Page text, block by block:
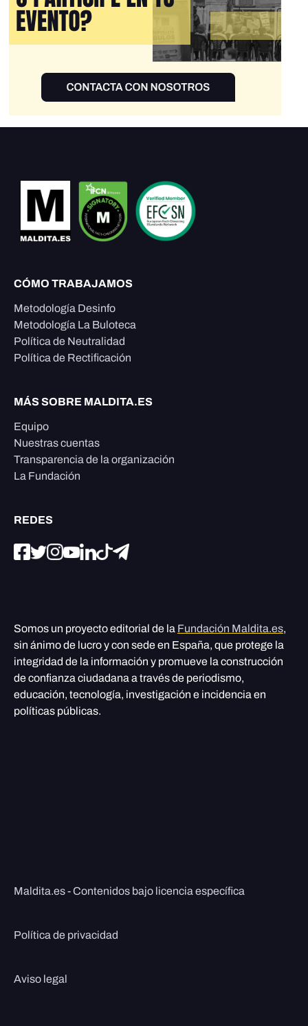
CÓMO TRABAJAMOS
Metodología Desinfo
Metodología La Buloteca
Política de Neutralidad
Política de Rectificación
MÁS SOBRE MALDITA.ES
Equipo
Nuestras cuentas
Transparencia de la organización
La Fundación
REDES
Somos un proyecto editorial de la Fundación Maldita.es,
sin ánimo de lucro y con sede en España, que protege la
integridad de la información y promueve la construcción
de confianza ciudadana a través de periodismo,
educación, tecnología, investigación e incidencia en
políticas públicas.
Maldita.es - Contenidos bajo licencia específica
Política de privacidad
Aviso legal